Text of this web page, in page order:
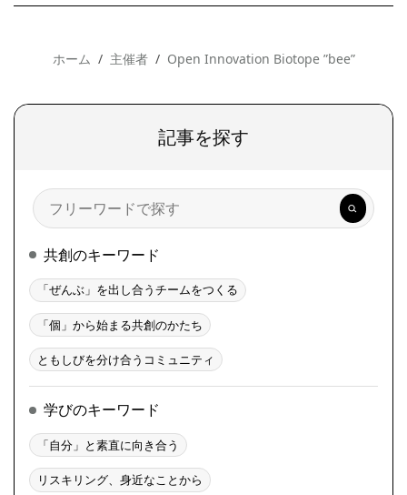
ホーム 主催者 Open Innovation Biotope ”bee”
記事を探す
検
索
共創のキーワード
「ぜんぶ」を出し合うチームをつくる
「個」から始まる共創のかたち
ともしびを分け合うコミュニティ
学びのキーワード
「自分」と素直に向き合う
リスキリング、身近なことから